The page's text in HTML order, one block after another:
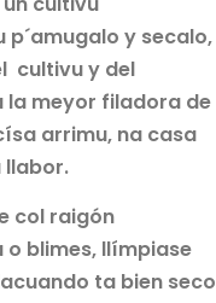
y secalo,
cultivu y del
la meyor filadora de
arrimu, na casa
llabor.
col raigón
o blimes, llímpiase
ta bien seco